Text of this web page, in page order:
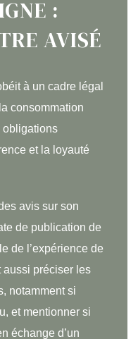
:
AVISÉ
à un cadre légal
consommation
obligations
et la loyauté
avis sur son
de publication de
de l’expérience de
aussi préciser les
notamment si
et mentionner si
échange d’un